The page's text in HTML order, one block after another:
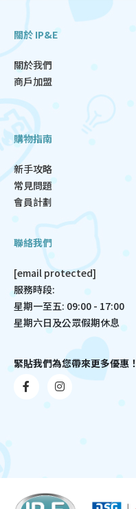
關於 IP&E
關於我們
商戶加盟
購物指南
新手攻略
常見問題
會員計劃
聯絡我們
[email protected]
服務時段:
星期一至五: 09:00 - 17:00
星期六日及公眾假期休息
緊貼我們為您帶來更多優惠！